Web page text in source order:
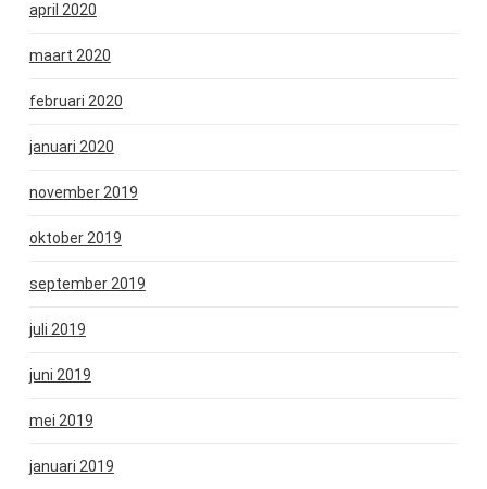
april 2020
maart 2020
februari 2020
januari 2020
november 2019
oktober 2019
september 2019
juli 2019
juni 2019
mei 2019
januari 2019